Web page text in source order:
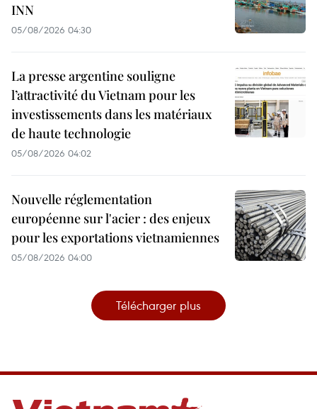
INN
05/08/2026 04:30
La presse argentine souligne
l’attractivité du Vietnam pour les
investissements dans les matériaux
de haute technologie
05/08/2026 04:02
Nouvelle réglementation
européenne sur l'acier : des enjeux
pour les exportations vietnamiennes
05/08/2026 04:00
Télécharger plus